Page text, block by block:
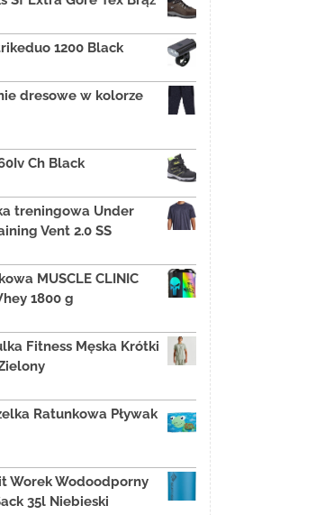
1200 Black
dresowe w kolorze
Ch Black
treningowa Under
Vent 2.0 SS
MUSCLE CLINIC
1800 g
Fitness Męska Krótki
Ratunkowa Pływak
Worek Wodoodporny
35l Niebieski